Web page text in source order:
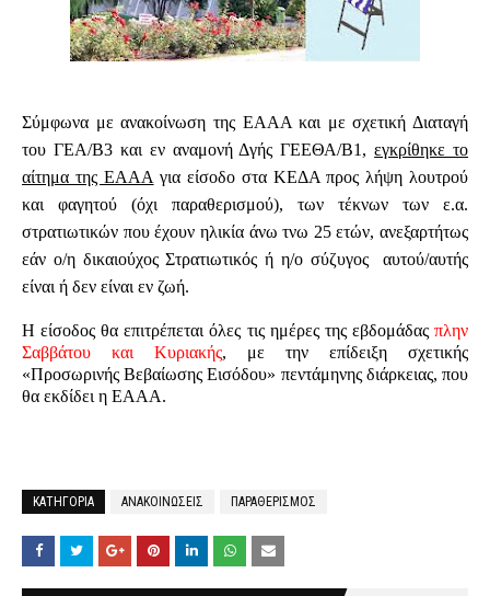
Σύμφωνα με ανακοίνωση της ΕΑΑΑ και με σχετική Διαταγή
του ΓΕΑ/Β3 και εν αναμονή Δγής ΓΕΕΘΑ/Β1,εγκρίθηκε το
αίτημα της ΕΑΑΑ γιαείσοδο στα ΚΕΔΑ προς λήψη λουτρού
και φαγητού (όχι παραθερισμού), των τέκνων των ε.α.
στρατιωτικών που έχουν ηλικία άνω τνω 25 ετών, ανεξαρτήτως
εάν ο/η δικαιούχος Στρατιωτικός ή η/ο σύζυγος αυτού/αυτής
είναι ή δεν είναι εν ζωή.
Η είσοδος θα επιτρέπεται όλες τις ημέρες της εβδομάδας πλην
Σαββάτου και Κυριακής, με την επίδειξη σχετικής
«Προσωρινής Βεβαίωσης Εισόδου» πεντάμηνης διάρκειας, που
θα εκδίδει η ΕΑΑΑ.
ΚΑΤΗΓΟΡΙΑ ΑΝΑΚΟΙΝΩΣΕΙΣ ΠΑΡΑΘΕΡΙΣΜΟΣ